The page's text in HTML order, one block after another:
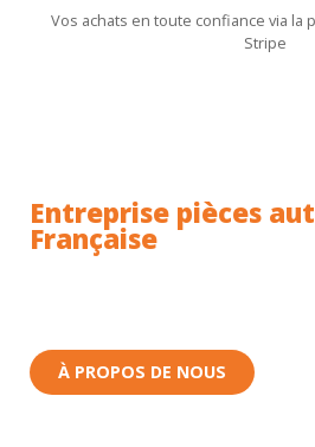
Vos achats en toute confiance via la
Stripe
Entreprise pièces
Française
À PROPOS DE NOUS